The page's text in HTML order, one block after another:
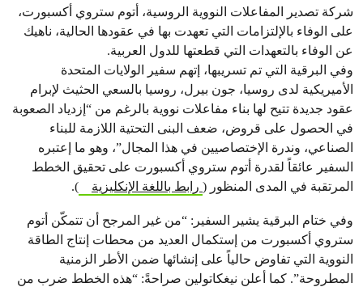
شركة تصدير المفاعلات النووية الروسية، أتوم ستروي أكسبورت،
على الوفاء بالإلتزامات التي تعهدت بها في عقودها الحالية، ناهيك
عن الوفاء بالتعهدات التي قطعتها للدول العربية.
وفي البرقية التي تم تسريبها، إتهم سفير الولايات المتحدة
الأميريكية لدى روسيا، جون بيرل، روسيا بالسعي الحثيث لإبرام
عقود جديدة تتيح لها بناء مفاعلات نووية بالرغم من “إزدياد الصعوبة
في الحصول على قروض، ضعف البنى التحتية اللازمة للبناء
الصناعي، وندرة الإختصاصيين في هذا المجال”، وهو ما إعتبره
السفير عائقاً لقدرة أتوم ستروي أكسبورت على تحقيق الخطط
المرتقبة في المدى المنظور ( رابط باللغة الإنكليزية ).
وفي ختام البرقية يشير السفير: “من غير المرجح أن تتمكّن أتوم
ستروي أكسبورت من إستكمال العديد من محطات إنتاج الطاقة
النووية التي تفاوض حالياً على إنشائها ضمن الأطر الزمنية
المطروحة”. كما أعلن نيغكاتولين صراحةً: “هذه الخطط ضرب من